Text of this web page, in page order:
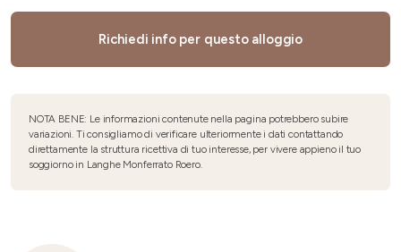
Richiedi info per questo alloggio
NOTA BENE: Le informazioni contenute nella pagina potrebbero subire
variazioni. Ti consigliamo di verificare ulteriormente i dati contattando
direttamente la struttura ricettiva di tuo interesse, per vivere appieno il tuo
soggiorno in Langhe Monferrato Roero.